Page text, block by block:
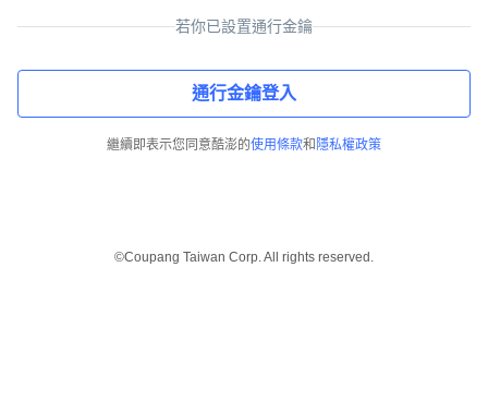
若你已設置通行金鑰
通行金鑰登入
繼續即表示您同意酷澎的使用條款和 隱私權政策
©Coupang Taiwan Corp. All rights reserved.